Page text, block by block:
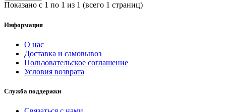
Показано с 1 по 1 из 1 (всего 1 страниц)
Информация
О нас
Доставка и самовывоз
Пользовательское соглашение
Условия возврата
Служба поддержки